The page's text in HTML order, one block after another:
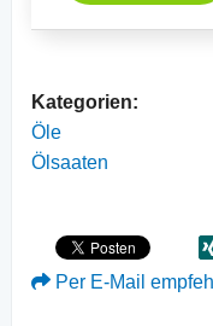
Kategorien:
Öle
Ölsaaten
Per E-Mail